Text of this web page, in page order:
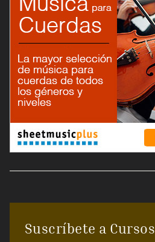
Suscríbete a Cursos